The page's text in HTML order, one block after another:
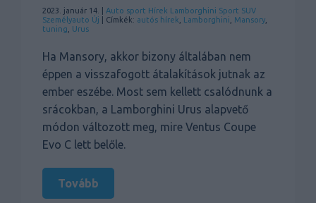
2023. január 14. | Auto sport Hírek Lamborghini Sport SUV
Személyauto Új | Címkék: autós hírek Lamborghini Mansory
tuning
Urus
Ha Mansory, akkor bizony általában nem
éppen a visszafogott átalakítások jutnak az
ember eszébe. Most sem kellett csalódnunk a
srácokban, a Lamborghini Urus alapvető
módon változott meg, mire Ventus Coupe
Evo C lett belőle.
Tovább